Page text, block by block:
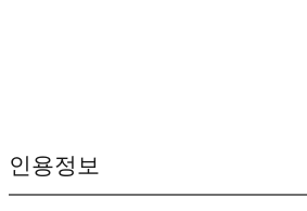
인용정보